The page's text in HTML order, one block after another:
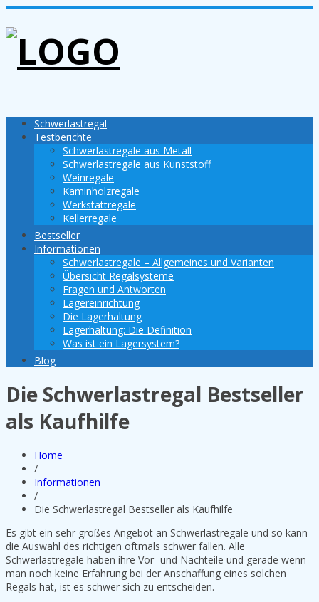
Schwerlastregal
Testberichte
Schwerlastregale aus Metall
Schwerlastregale aus Kunststoff
Weinregale
Kaminholzregale
Werkstattregale
Kellerregale
Bestseller
Informationen
Schwerlastregale – Allgemeines und Varianten
Übersicht Regalsysteme
Fragen und Antworten
Lagereinrichtung
Die Lagerhaltung
Lagerhaltung: Die Definition
Was ist ein Lagersystem?
Blog
Die Schwerlastregal Bestseller
als Kaufhilfe
Home
/
Informationen
/
Die Schwerlastregal Bestseller als Kaufhilfe
Es gibt ein sehr großes Angebot an Schwerlastregale und so kann
die Auswahl des richtigen oftmals schwer fallen. Alle
Schwerlastregale haben ihre Vor- und Nachteile und gerade wenn
man noch keine Erfahrung bei der Anschaffung eines solchen
Regals hat, ist es schwer sich zu entscheiden.